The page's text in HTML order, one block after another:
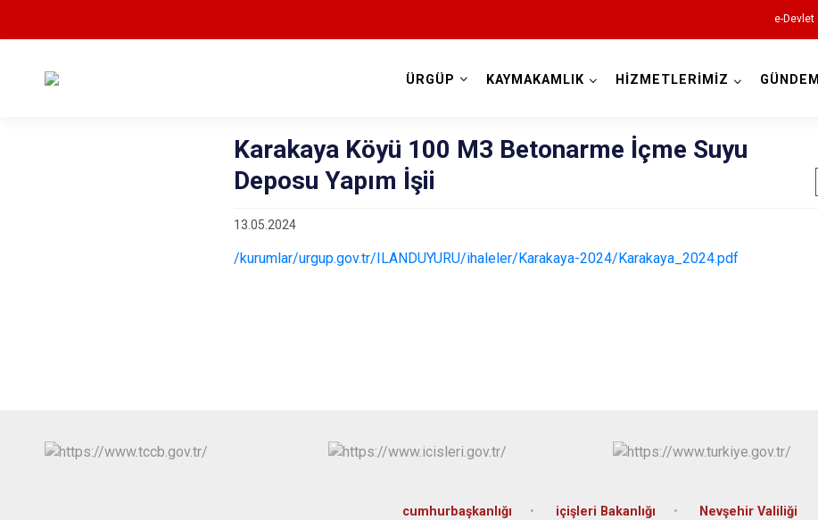
e-Devlet
Ürgüp
ÜRGÜP KAYMAKAMLIK HİZMETLERİMİZ GÜNDEM
Karakaya Köyü 100 M3 Betonarme İçme Suyu
Deposu Yapım İşii
13.05.2024
/kurumlar/urgup.gov.tr/ILANDUYURU/ihaleler/Karakaya-2024/Karakaya_2024.pdf
cumhurbaşkanlığı içişleri Bakanlığı Nevşehir Valiliği